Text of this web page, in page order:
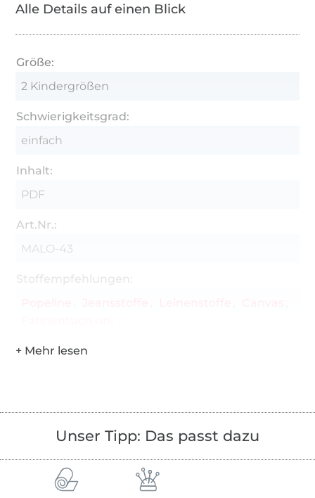
Alle Details auf einen Blick
Größe:
2 Kindergrößen
Schwierigkeitsgrad:
einfach
Inhalt:
PDF
Art.Nr.:
MALO-43
Stoffempfehlungen:
Unser Tipp: Das passt dazu